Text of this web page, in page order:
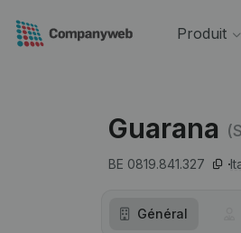
Produit
Guarana
BE 0819.841.327
Général